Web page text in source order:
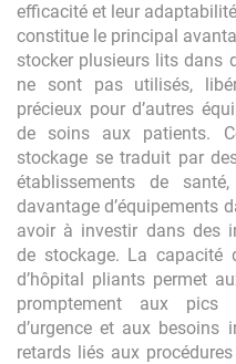
efficacité et leur
constitue le principal
stocker plusieurs lits dans
ne sont pas utilisés,
précieux pour d’autres
de soins aux patients.
stockage se traduit par
établissements de
davantage d’équipements
avoir à investir dans des
de stockage. La capacité
d’hôpital pliants permet
promptement aux pics
d’urgence et aux besoins
retards liés aux